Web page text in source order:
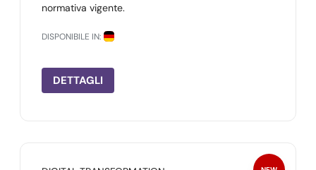
normativa vigente.
DISPONIBILE IN:
DETTAGLI